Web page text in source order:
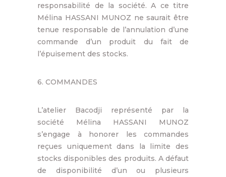
responsabilité de la société. A ce titre
Mélina HASSANI MUNOZ ne saurait être
tenue responsable de l’annulation d’une
commande d’un produit du fait de
l’épuisement des stocks.
6. COMMANDES
L’atelier Bacodji représenté par la
société Mélina HASSANI MUNOZ
s’engage à honorer les commandes
reçues uniquement dans la limite des
stocks disponibles des produits. A défaut
de disponibilité d’un ou plusieurs